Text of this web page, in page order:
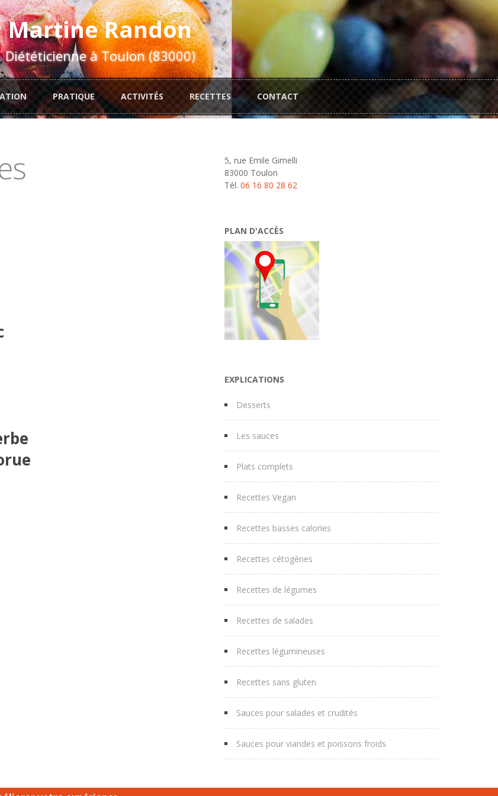
Martine Randon
Diététicienne à Toulon (83000)
PRATIQUE ACTIVITÉS RECETTES CONTACT
5, rue Emile Gimelli
83000 Toulon
Tél. 06 16 80 28 62
PLAN D'ACCÈS
EXPLICATIONS
Desserts
Les sauces
Plats complets
Recettes Vegan
Recettes basses calories
Recettes cétogènes
Recettes de légumes
Recettes de salades
Recettes légumineuses
Recettes sans gluten
Sauces pour salades et crudités
Sauces pour viandes et poissons froids